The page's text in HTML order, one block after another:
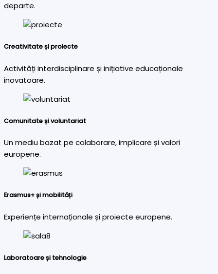
departe.
Creativitate și proiecte
Activități interdisciplinare și inițiative educaționale
inovatoare.
Comunitate și voluntariat
Un mediu bazat pe colaborare, implicare și valori
europene.
Erasmus+ și mobilități
Experiențe internaționale și proiecte europene.
Laboratoare și tehnologie